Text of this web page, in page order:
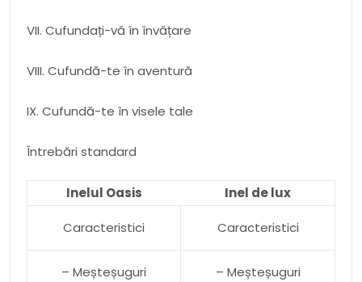
VII. Cufundați-vă în învățare
VIII. Cufundă-te în aventură
IX. Cufundă-te în visele tale
Întrebări standard
Inelul Oasis Inel de lux
Caracteristici Caracteristici
– Meșteșuguri
– Meșteșuguri